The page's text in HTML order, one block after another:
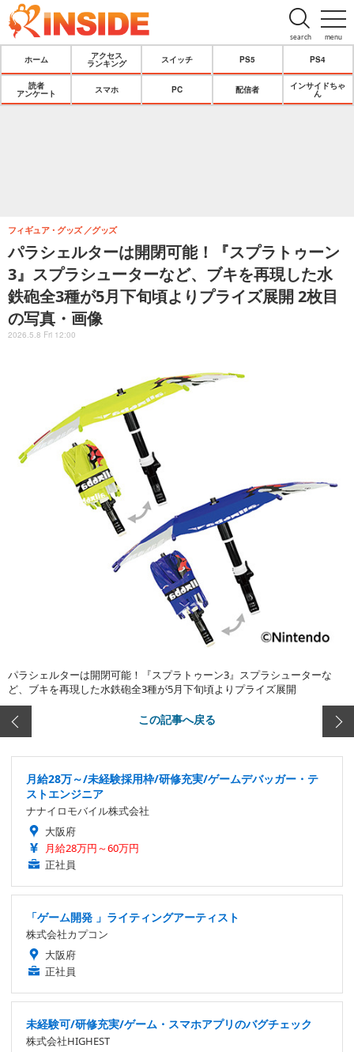
menu
search
ホーム
アクセス
ランキング
スイッチ PS5 PS4
読者
アンケート
スマホ PC 配信者
インサイドちゃ
ん
パラシェルターは開閉可能！『スプラトゥーン
3』スプラシューターなど、ブキを再現した水
鉄砲全3種が5月下旬頃よりプライズ展開 2枚目
の写真・画像
フィギュア・グッズ グッズ
2026.5.8 Fri 12:00
パラシェルターは開閉可能！『スプラトゥーン3』スプラシューターな
ど、ブキを再現した水鉄砲全3種が5月下旬頃よりプライズ展開
この記事へ戻る
月給28万～/未経験採用枠/研修充実/ゲームデバッガー・テ
ストエンジニア
ナナイロモバイル株式会社
大阪府
月給28万円～60万円
正社員
「ゲーム開発 」ライティングアーティスト
株式会社カプコン
大阪府
正社員
未経験可/研修充実/ゲーム・スマホアプリのバグチェック
株式会社HIGHEST